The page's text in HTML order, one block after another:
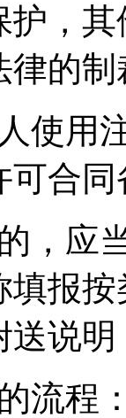
护，
律的制
使用
可合同
，应
填报
送说明
流程